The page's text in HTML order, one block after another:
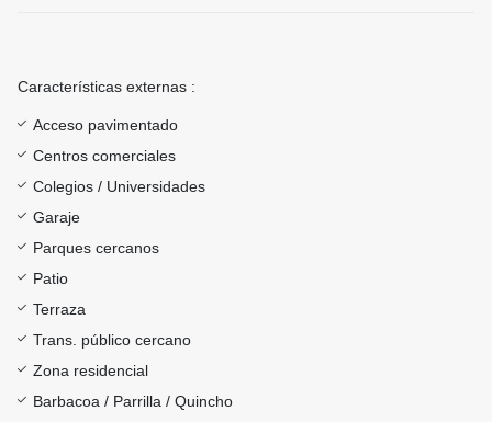
Características externas :
Acceso pavimentado
Centros comerciales
Colegios / Universidades
Garaje
Parques cercanos
Patio
Terraza
Trans. público cercano
Zona residencial
Barbacoa / Parrilla / Quincho